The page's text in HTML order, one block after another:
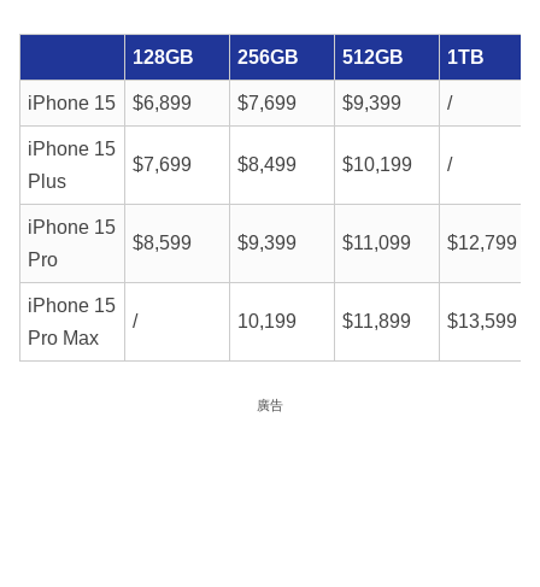
128GB 256GB 512GB 1TB
iPhone 15 $6,899 $7,699 $9,399 /
iPhone 15
Plus
$7,699 $8,499 $10,199 /
iPhone 15
Pro
$8,599 $9,399 $11,099 $12,799
iPhone 15
Pro Max
/ 10,199 $11,899 $13,599
廣告